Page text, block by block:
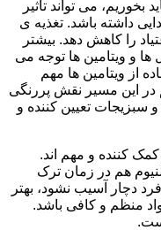
بخوریم، می تواند تأثیر
داشته باشد. تغذیه ی
را کاهش دهد. بیشتر
ها و ویتامین ها توجه می
از ویتامین ها مهم
این مسیر نقش پررنگی
سبزیجات تعیین کننده و
از میان ویتامین ها، ویتامین های گروه B کمک کننده و مهم اند.
هم در زمان ترک
دچار آسیب نشود، بهتر
منظم و کافی باشد.